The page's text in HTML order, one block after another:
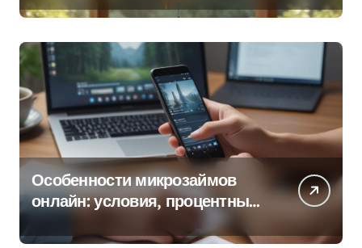
Особенности микрозаймов
онлайн: условия, процентные
ставки и порядок оформления